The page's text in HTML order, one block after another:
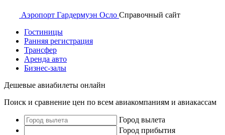
Аэропорт Гардермуэн Осло Справочный сайт
Гостиницы
Ранняя регистрация
Трансфер
Аренда авто
Бизнес-залы
Дешевые авиабилеты онлайн
Поиск и сравнение цен по всем авиакомпаниям и авиакассам
Город вылета
Город прибытия